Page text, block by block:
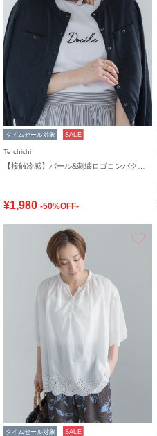
タイムセール対象 SALE
Te chichi
¥1,980 -50%OFF-
タイムセール対象 SALE